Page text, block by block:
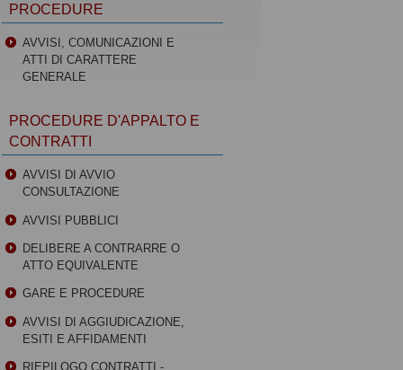
PROCEDURE
AVVISI, COMUNICAZIONI E
ATTI DI CARATTERE
GENERALE
PROCEDURE D'APPALTO E
CONTRATTI
AVVISI DI AVVIO
CONSULTAZIONE
AVVISI PUBBLICI
DELIBERE A CONTRARRE O
ATTO EQUIVALENTE
GARE E PROCEDURE
AVVISI DI AGGIUDICAZIONE,
ESITI E AFFIDAMENTI
RIEPILOGO CONTRATTI -